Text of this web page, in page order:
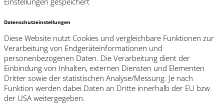
Datenschutzeinstellungen
Diese Website nutzt Cookies und vergleichbare Funktionen zur
Verarbeitung von Endgeräteinformationen und
personenbezogenen Daten. Die Verarbeitung dient der
Einbindung von Inhalten, externen Diensten und Elementen
Dritter sowie der statistischen Analyse/Messung. Je nach
Funktion werden dabei Daten an Dritte innerhalb der EU bzw.
der USA weitergegeben.